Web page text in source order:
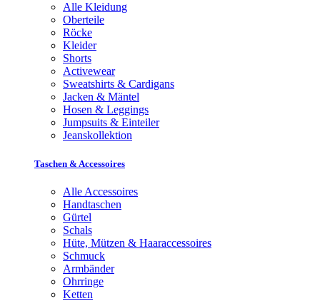
Alle Kleidung
Oberteile
Röcke
Kleider
Shorts
Activewear
Sweatshirts & Cardigans
Jacken & Mäntel
Hosen & Leggings
Jumpsuits & Einteiler
Jeanskollektion
Taschen & Accessoires
Alle Accessoires
Handtaschen
Gürtel
Schals
Hüte, Mützen & Haaraccessoires
Schmuck
Armbänder
Ohrringe
Ketten